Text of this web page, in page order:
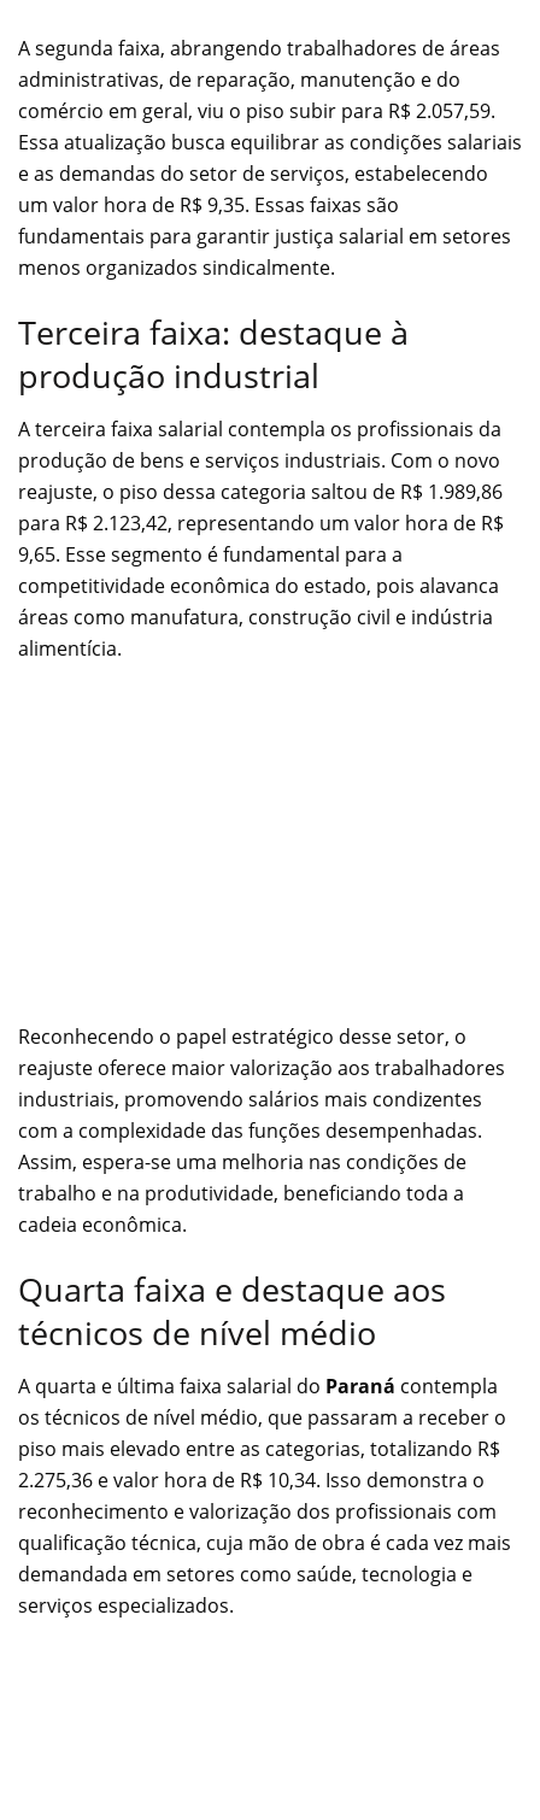
A segunda faixa, abrangendo trabalhadores de áreas
administrativas, de reparação, manutenção e do
comércio em geral, viu o piso subir para R$ 2.057,59.
Essa atualização busca equilibrar as condições salariais
e as demandas do setor de serviços, estabelecendo
um valor hora de R$ 9,35. Essas faixas são
fundamentais para garantir justiça salarial em setores
menos organizados sindicalmente.
Terceira faixa: destaque à
produção industrial
A terceira faixa salarial contempla os profissionais da
produção de bens e serviços industriais. Com o novo
reajuste, o piso dessa categoria saltou de R$ 1.989,86
para R$ 2.123,42, representando um valor hora de R$
9,65. Esse segmento é fundamental para a
competitividade econômica do estado, pois alavanca
áreas como manufatura, construção civil e indústria
alimentícia.
Reconhecendo o papel estratégico desse setor, o
reajuste oferece maior valorização aos trabalhadores
industriais, promovendo salários mais condizentes
com a complexidade das funções desempenhadas.
Assim, espera-se uma melhoria nas condições de
trabalho e na produtividade, beneficiando toda a
cadeia econômica.
Quarta faixa e destaque aos
técnicos de nível médio
A quarta e última faixa salarial do Paraná contempla
os técnicos de nível médio, que passaram a receber o
piso mais elevado entre as categorias, totalizando R$
2.275,36 e valor hora de R$ 10,34. Isso demonstra o
reconhecimento e valorização dos profissionais com
qualificação técnica, cuja mão de obra é cada vez mais
demandada em setores como saúde, tecnologia e
serviços especializados.